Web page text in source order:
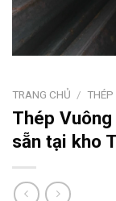
TRANG CHỦ /
Thép
sẵn tại kho